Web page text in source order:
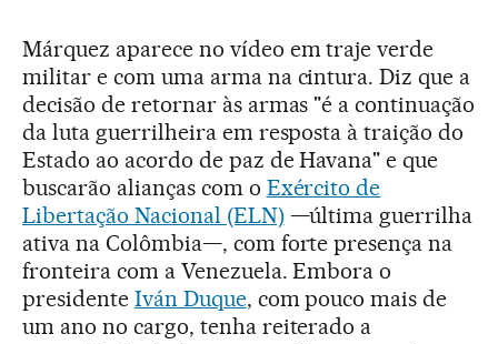
Márquez aparece no vídeo em traje verde
militar e com uma arma na cintura. Diz que a
decisão de retornar às armas "é a continuação
da luta guerrilheira em resposta à traição do
Estado ao acordo de paz de Havana" e que
buscarão alianças com o Exército de
Libertação Nacional (ELN) —última guerrilha
ativa na Colômbia—, com forte presença na
fronteira com a Venezuela. Embora o
presidente Iván Duque, com pouco mais de
um ano no cargo, tenha reiterado a